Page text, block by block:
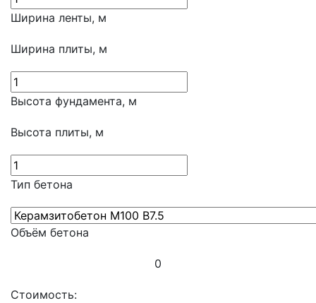
Ширина ленты, м
Ширина плиты, м
Высота фундамента, м
Высота плиты, м
Тип бетона
Объём бетона
0
Стоимость: